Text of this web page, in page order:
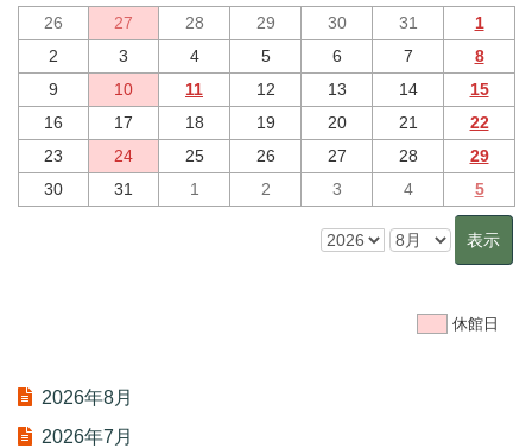
26 27 28 29 30 31
1
2
3 4 5 6 7
8
9
10 11 12 13 14
15
16
17 18 19 20 21
22
23
24 25 26 27 28
29
30
31 1 2 3 4 5
休館日
2026年8月
2026年7月